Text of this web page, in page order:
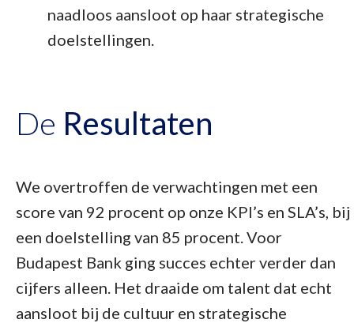
naadloos aansloot op haar strategische
doelstellingen.
De Resultaten
We overtroffen de verwachtingen met een
score van 92 procent op onze KPI’s en SLA’s, bij
een doelstelling van 85 procent. Voor
Budapest Bank ging succes echter verder dan
cijfers alleen. Het draaide om talent dat echt
aansloot bij de cultuur en strategische